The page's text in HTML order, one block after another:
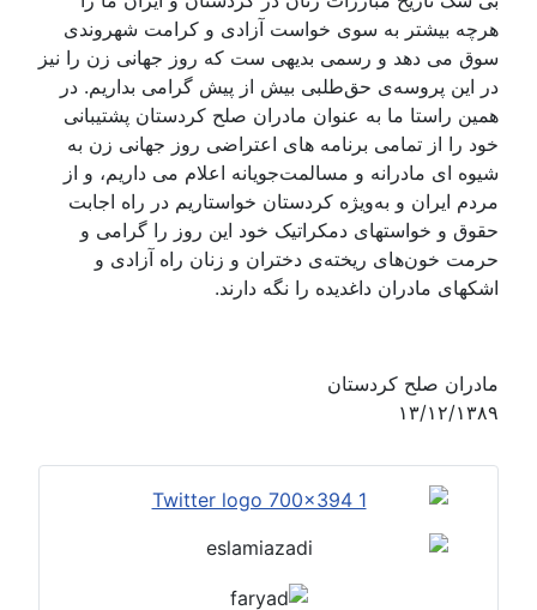
هرچه بیشتر به سوی خواست آ‌زادی و کرامت شهروندی
سوق می دهد و رسمی بدیهی ست که روز جهانی زن را نیز
در این پروسه‌ی حق‌طلبی بیش از پیش گرامی بداریم. در
همین راستا ما به عنوان مادران صلح کردستان پشتیبانی
خود را از تمامی برنامه های اعتراضی روز جهانی زن به
شیوه ای مادرانه‌ و مسالمت‌جویانه‌ اعلام می داریم، و از
مردم ایران و به‌ویژه‌ کردستان خواستاریم در راه اجابت
حقوق و خواستهای دمکراتیک خود این روز را گرامی و
حرمت خون‌های ریخته‌ی دختران و زنان راه آزادی و
اشکهای مادران داغدیده‌ را نگه‌ دارند.
مادران صلح کردستان
۱۳/۱۲/۱۳۸۹